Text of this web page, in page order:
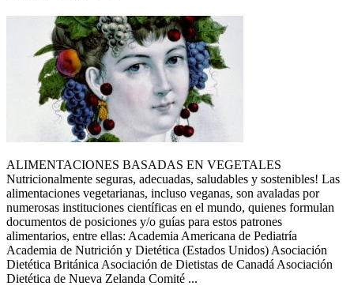
ALIMENTACIONES BASADAS EN VEGETALES
Nutricionalmente seguras, adecuadas, saludables y sostenibles! Las
alimentaciones vegetarianas, incluso veganas, son avaladas por
numerosas instituciones científicas en el mundo, quienes formulan
documentos de posiciones y/o guías para estos patrones
alimentarios, entre ellas: Academia Americana de Pediatría
Academia de Nutrición y Dietética (Estados Unidos) Asociación
Dietética Británica Asociación de Dietistas de Canadá Asociación
Dietética de Nueva Zelanda Comité ...